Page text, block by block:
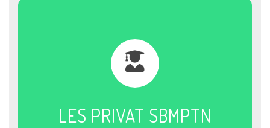
LES PRIVAT SBMPTN